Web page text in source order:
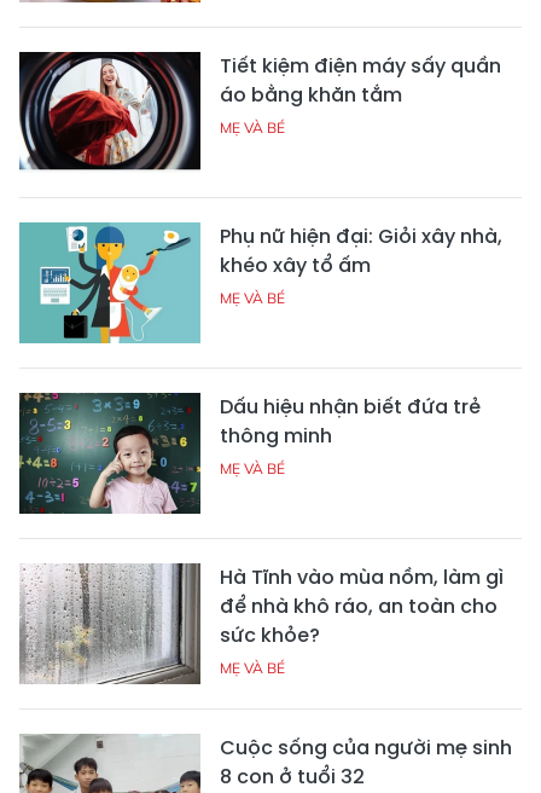
Tiết kiệm điện máy sấy quần
áo bằng khăn tắm
MẸ VÀ BÉ
Phụ nữ hiện đại: Giỏi xây nhà,
khéo xây tổ ấm
MẸ VÀ BÉ
Dấu hiệu nhận biết đứa trẻ
thông minh
MẸ VÀ BÉ
Hà Tĩnh vào mùa nồm, làm gì
để nhà khô ráo, an toàn cho
sức khỏe?
MẸ VÀ BÉ
Cuộc sống của người mẹ sinh
8 con ở tuổi 32